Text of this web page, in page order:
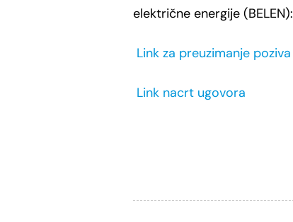
električne energije (BELEN):
Link za preuzimanje poziva
Link nacrt ugovora